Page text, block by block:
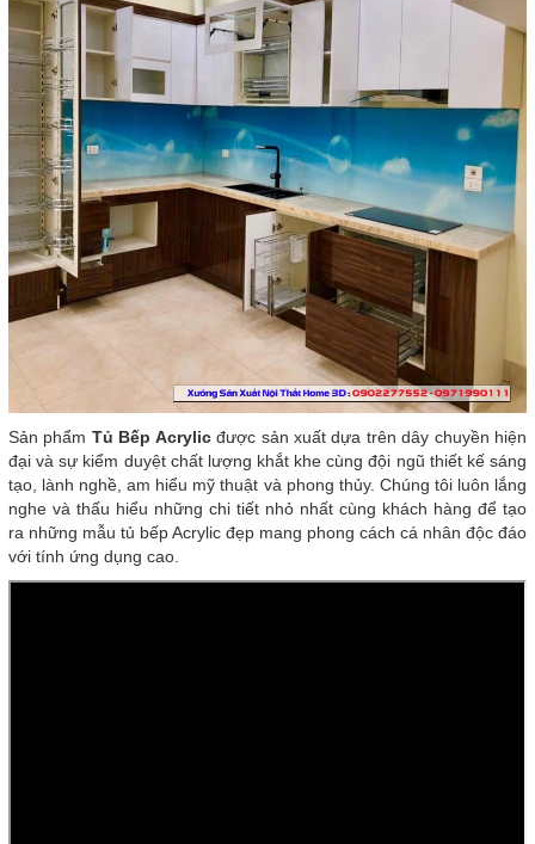
Sản phẩm Tủ Bếp Acrylicđược sản xuất dựa trên dây chuyền hiện
đại và sự kiểm duyệt chất lượng khắt khe cùng đội ngũ thiết kế sáng
tạo, lành nghề, am hiểu mỹ thuật và phong thủy. Chúng tôi luôn lắng
nghe và thấu hiểu những chi tiết nhỏ nhất cùng khách hàng để tạo
ra những mẫu tủ bếp Acrylic đẹp mang phong cách cá nhân độc đáo
với tính ứng dụng cao.